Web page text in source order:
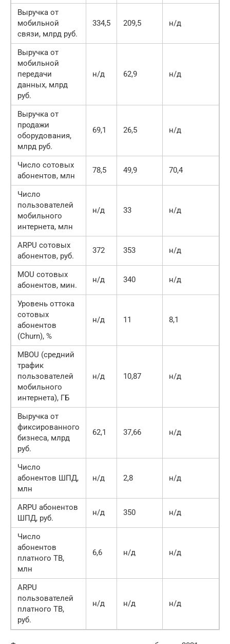
Выручка от
мобильной
связи, млрд руб.
334,5 209,5 н/д
Выручка от
мобильной
передачи
данных, млрд
руб.
н/д 62,9 н/д
Выручка от
продажи
оборудования,
млрд руб.
69,1 26,5 н/д
Число сотовых
абонентов, млн
78,5 49,9 70,4
Число
пользователей
мобильного
интернета, млн
н/д 33 н/д
ARPU сотовых
абонентов, руб.
372 353 н/д
MOU сотовых
абонентов, мин.
н/д 340 н/д
Уровень оттока
сотовых
абонентов
(Churn), %
н/д 11 8,1
MBOU (средний
трафик
пользователей
мобильного
интернета), ГБ
н/д 10,87 н/д
Выручка от
фиксированного
бизнеса, млрд
руб.
62,1 37,66 н/д
Число
абонентов ШПД,
млн
н/д 2,8 н/д
ARPU абонентов
ШПД, руб.
н/д 350 н/д
Число
абонентов
платного ТВ,
млн
6,6 н/д н/д
ARPU
пользователей
платного ТВ,
руб.
н/д н/д н/д